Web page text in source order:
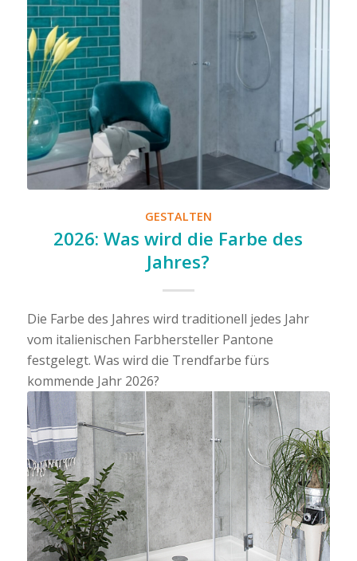
GESTALTEN
2026: Was wird die Farbe des
Jahres?
Die Farbe des Jahres wird traditionell jedes Jahr
vom italienischen Farbhersteller Pantone
festgelegt. Was wird die Trendfarbe fürs
kommende Jahr 2026?